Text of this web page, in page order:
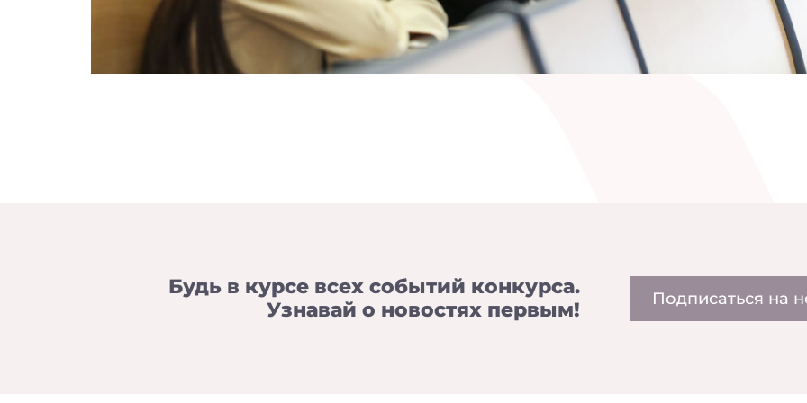
Будь в курсе всех событий конкурса.
Узнавай о новостях первым!
Подписаться на